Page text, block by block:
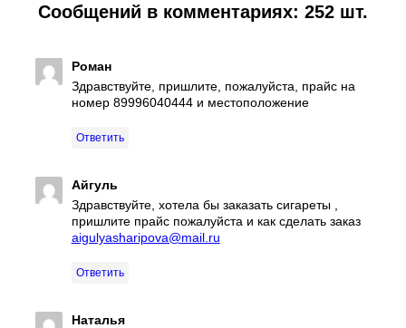
Сообщений в комментариях: 252 шт.
Роман
Здравствуйте, пришлите, пожалуйста, прайс на
номер 89996040444 и местоположение
Ответить
Айгуль
Здравствуйте, хотела бы заказать сигареты ,
пришлите прайс пожалуйста и как сделать заказ
aigulyasharipova@mail.ru
Ответить
Наталья